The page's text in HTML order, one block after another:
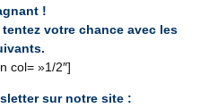
!
votre chance avec les
col= »1/2″]
sur notre site :